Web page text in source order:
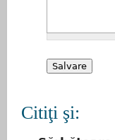
Citiţi şi: